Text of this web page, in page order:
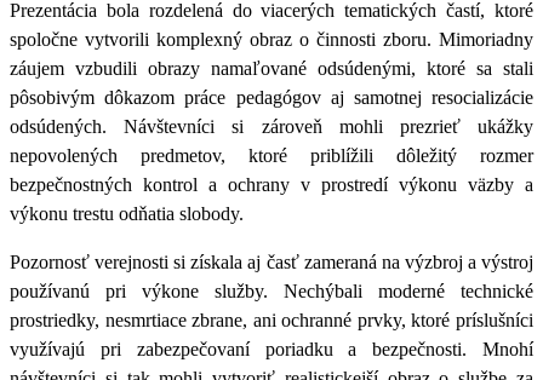
Prezentácia bola rozdelená do viacerých tematických častí, ktoré
spoločne vytvorili komplexný obraz o činnosti zboru. Mimoriadny
záujem vzbudili obrazy namaľované odsúdenými, ktoré sa stali
pôsobivým dôkazom práce pedagógov aj samotnej resocializácie
odsúdených. Návštevníci si zároveň mohli prezrieť ukážky
nepovolených predmetov, ktoré priblížili dôležitý rozmer
bezpečnostných kontrol a ochrany v prostredí výkonu väzby a
výkonu trestu odňatia slobody.
Pozornosť verejnosti si získala aj časť zameraná na výzbroj a výstroj
používanú pri výkone služby. Nechýbali moderné technické
prostriedky, nesmrtiace zbrane, ani ochranné prvky, ktoré príslušníci
využívajú pri zabezpečovaní poriadku a bezpečnosti. Mnohí